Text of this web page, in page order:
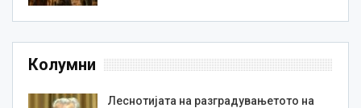
Колумни
Леснотијата на разградувањетото на